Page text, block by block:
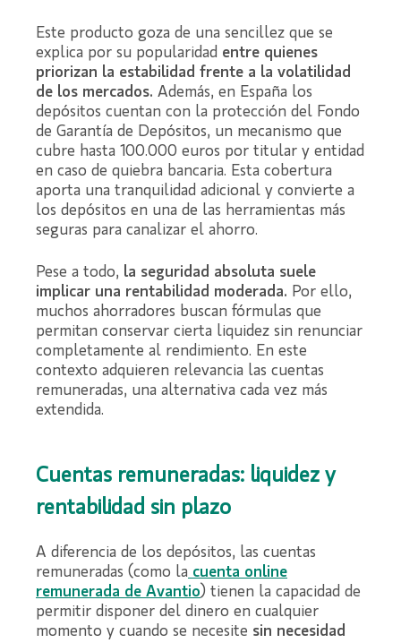
Este producto goza de una sencillez que se
explica por su popularidad entre quienes
priorizan la estabilidad frente a la volatilidad
de los mercados. Además, en España los
depósitos cuentan con la protección del Fondo
de Garantía de Depósitos, un mecanismo que
cubre hasta 100.000 euros por titular y entidad
en caso de quiebra bancaria. Esta cobertura
aporta una tranquilidad adicional y convierte a
los depósitos en una de las herramientas más
seguras para canalizar el ahorro.
Pese a todo, la seguridad absoluta suele
implicar una rentabilidad moderada. Por ello,
muchos ahorradores buscan fórmulas que
permitan conservar cierta liquidez sin renunciar
completamente al rendimiento. En este
contexto adquieren relevancia las cuentas
remuneradas, una alternativa cada vez más
extendida.
Cuentas remuneradas: liquidez y
rentabilidad sin plazo
A diferencia de los depósitos, las cuentas
remuneradas (como la cuenta online
remunerada de Avantio) tienen la capacidad de
permitir disponer del dinero en cualquier
momento y cuando se necesite sin necesidad